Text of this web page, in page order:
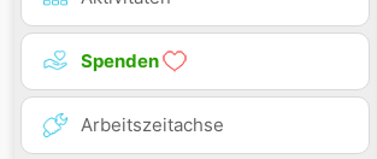
Spenden
Arbeitszeitachse